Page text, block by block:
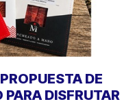
DE
DISFRUTAR